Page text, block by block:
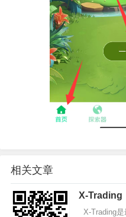
相关文章
X-Trading
计开盘2元
X-Trading